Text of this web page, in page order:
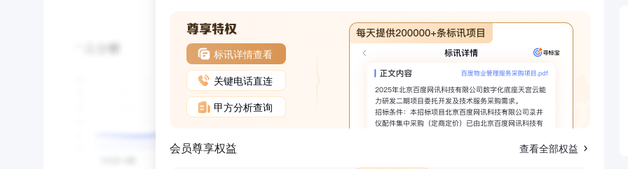
标讯详情查看
关键电话直连
甲方分析查询
会员尊享权益 查看全部权益